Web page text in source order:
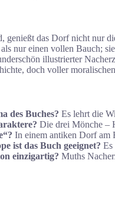
genießt das Dorf nicht nur
nur einen vollen Bauch;
illustrierter
doch voller
des Buches? Es lehrt die
Die drei Mönche –
In einem antiken Dorf am
ist das Buch geeignet? Es
einzigartig? Muths